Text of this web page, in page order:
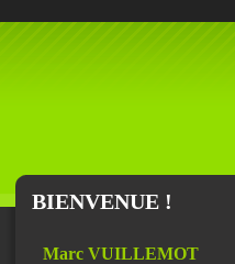
BIENVENUE !
Marc VUILLEMOT